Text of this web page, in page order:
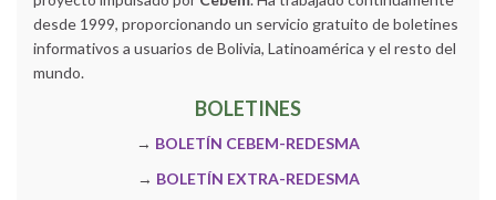
desde 1999, proporcionando un servicio gratuito de boletines
informativos a usuarios de Bolivia, Latinoamérica y el resto del
mundo.
BOLETINES
→ BOLETÍN CEBEM-REDESMA
→ BOLETÍN EXTRA-REDESMA